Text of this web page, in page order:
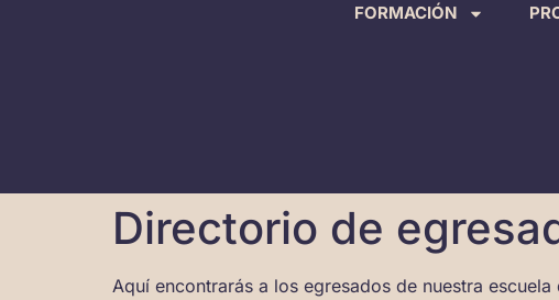
FORMACIÓN
Directorio de
Aquí encontrarás a los egresados de nuestra